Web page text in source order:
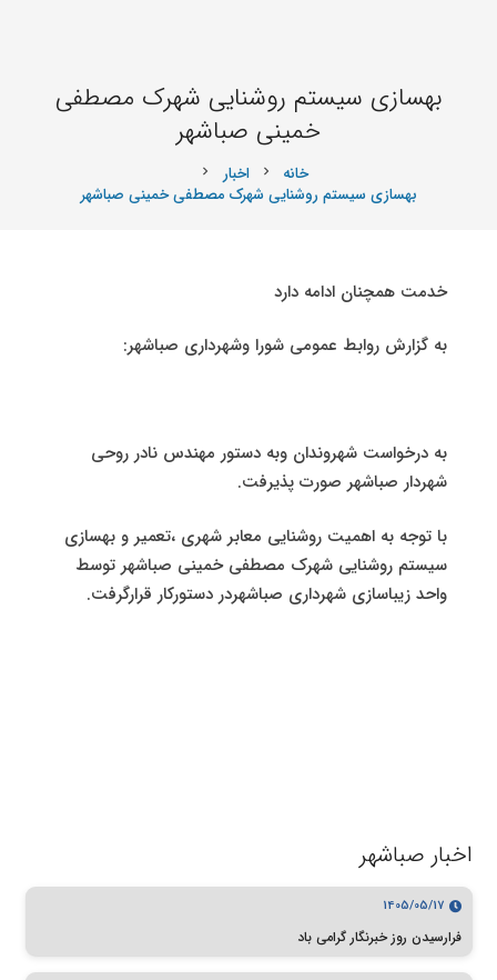
بهسازی سیستم روشنایی شهرک مصطفی
خمینی صباشهر
خانه chevron_right اخبار chevron_right
بهسازی سیستم روشنایی شهرک مصطفی خمینی صباشهر
خدمت همچنان ادامه دارد
به گزارش روابط عمومی شورا وشهرداری صباشهر:
به درخواست شهروندان وبه دستور مهندس نادر روحی
شهردار صباشهر صورت پذیرفت.
با توجه به اهمیت روشنایی معابر شهری ،تعمیر و بهسازی
سیستم روشنایی شهرک مصطفی خمینی صباشهر توسط
واحد زیباسازی شهرداری صباشهردر دستورکار قرارگرفت.
اخبار صباشهر
1405/05/17
فرارسیدن روز خبرنگار گرامی باد